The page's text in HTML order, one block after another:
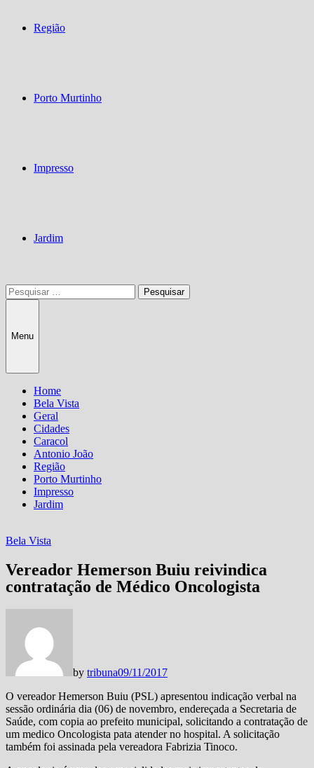
Região
Porto Murtinho
Impresso
Jardim
Pesquisar
por:
Menu
Home
Bela Vista
Geral
Cidades
Caracol
Antonio João
Região
Porto Murtinho
Impresso
Jardim
Bela Vista
Vereador Hemerson Buiu reivindica
contratação de Médico Oncologista
by tribuna09/11/2017
O vereador Hemerson Buiu (PSL) apresentou indicação verbal na
sessão ordinária dia (06) de novembro, endereçada a Secretaria de
Saúde, com copia ao prefeito municipal, solicitando a contratação de
um medico Oncologista pata atender no hospital. A solicitação
também foi assinada pela vereadora Fabrizia Tinoco.